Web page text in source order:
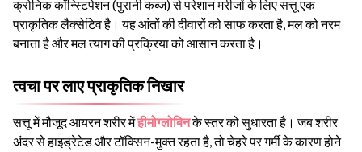
क्रोनिक कॉन्स्टिपेशन (पुरानी कब्ज) से परेशान मरीजों के लिए सत्तू एक
प्राकृतिक लैक्सेटिव है। यह आंतों की दीवारों को साफ करता है, मल को नरम
बनाता है और मल त्याग की प्रक्रिया को आसान करता है।
त्वचा पर लाए प्राकृतिक निखार
सत्तू में मौजूद आयरन शरीर मेंहीमोग्लोबिनके स्तर को सुधारता है। जब शरीर
अंदर से हाइड्रेटेड और टॉक्सिन-मुक्त रहता है, तो चेहरे पर गर्मी के कारण होने